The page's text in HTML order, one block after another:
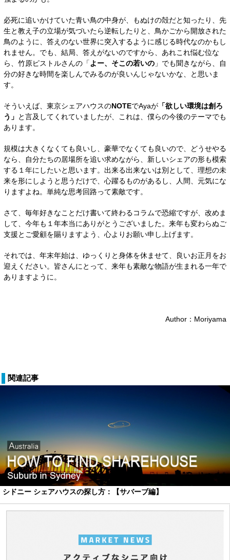
必死に追いかけていた青い鳥の中身が、もぬけの殻だと知ったり、先
生と教え子の立場が気づいたら逆転したりと、鳥かごから開放された
鳥のように、答えのない世界に突入するように感じる時代なのかもし
れません。でも、結局、答えがないのですから、あれこれ悩む位な
ら、竹原ピストルさんの「よー、そこの若いの 」でも聞きながら、自
分の好きな時間を楽しんでみるのが良いんじゃないかな、と思いま
す。
そういえば、 東京シェアハウスのNOTEでAyaが 「欲しい環境は創ろ
う」 と言及してくれていましたが、これは、僕らの今後のテーマでも
あります。
規模は大きくなくても良いし、豪華でなくても良いので、どうせやる
なら、自分たちの居場所を追い求めながら、新しいシェアの形も模索
する１年にしたいと思います。出来る出来ないは別として、理想の未
来を形にしようと思うだけで、心躍るものがあるし、人間、元気にな
りますよね。単純な思考回路って素敵です。
さて、毎年好きなことだけ書いて終わるコラムで恐縮ですが、改めま
して、今年も１年本当にありがとうございました。来年も変わらぬご
支援とご愛顧を賜りますよう、心よりお願い申し上げます。
それでは、年末年始は、ゆっくりと身体を休ませて、良いお正月をお
迎えください。皆さんにとって、来年も素敵な物語が生まれる一年で
ありますように。
Author：Moriyama
関連記事
シドニー シェアハウスの探し方：【サバーブ編】